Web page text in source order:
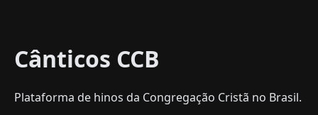
Cânticos CCB
Plataforma de hinos da Congregação Cristã no Brasil.